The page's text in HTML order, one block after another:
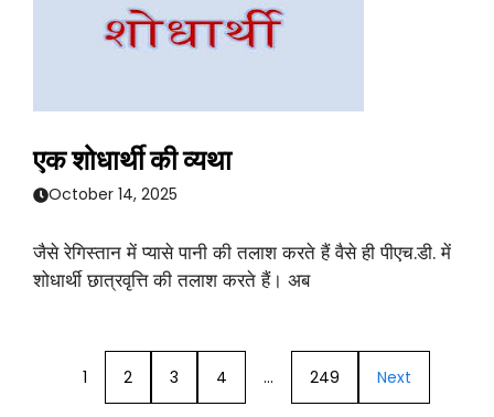
एक शोधार्थी की व्यथा
October 14, 2025
जैसे रेगिस्तान में प्यासे पानी की तलाश करते हैं वैसे ही पीएच.डी. में
शोधार्थी छात्रवृत्ति की तलाश करते हैं। अब
1 2 3 4 … 249 Next